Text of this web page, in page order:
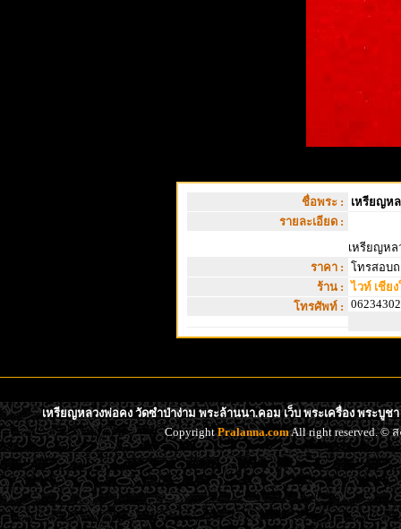
ชื่อพระ :
เหรียญห
รายละเอียด :
เหรียญห
ราคา : โทรสอบ
ร้าน : ไวท์ เชีย
โทรศัพท์ :
เหรียญหลวงพ่อคง วัดซำป่าง่าม พระล้านนา.คอม เว็บ พระเครื่อง พระบู
CopyrightPralanna.comAll right reserved. ©